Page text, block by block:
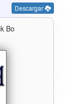
Descargar
Bo